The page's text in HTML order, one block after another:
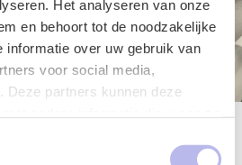
Het analyseren van onze
en behoort tot de noodzakelijke
informatie over uw gebruik van
voor social media,
Deze partners kunnen deze
Cas Kroese